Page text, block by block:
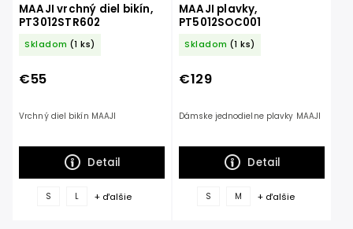
MAAJI vrchný diel bikín,
PT3012STR602
Skladom (1 ks)
€55
Detail
Vrchný diel bikín MAAJI
S L + ďalšie
MAAJI plavky,
PT5012SOC001
Skladom (1 ks)
€129
Detail
Dámske jednodielne plavky MAAJI
S M + ďalšie